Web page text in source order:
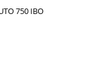
750 IBO